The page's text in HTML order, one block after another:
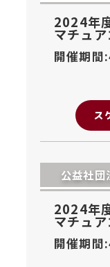
2024年
マチュ
開催期間
ス
公益社団
2024年
マチュ
開催期間